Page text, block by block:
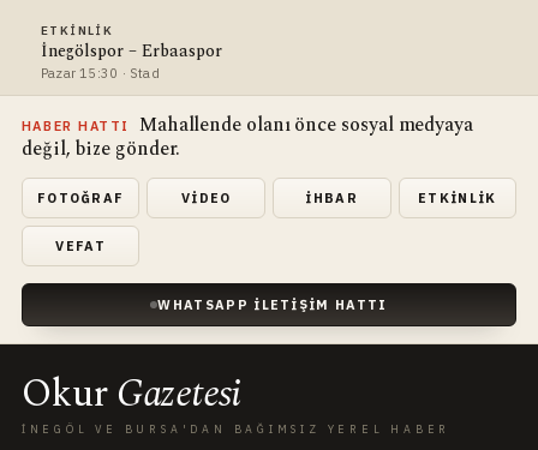
ETKINLIK
İnegölspor – Erbaaspor
Pazar 15:30 · Stad
HABER HATTI
Mahallende olanı önce sosyal medyaya
değil, bize gönder.
FOTOĞRAF VIDEO İHBAR ETKINLIK
VEFAT
WHATSAPP İLETIŞIM HATTI
OkurGazetesi
İNEGÖL VE BURSA'DAN BAĞIMSIZ YEREL HABER